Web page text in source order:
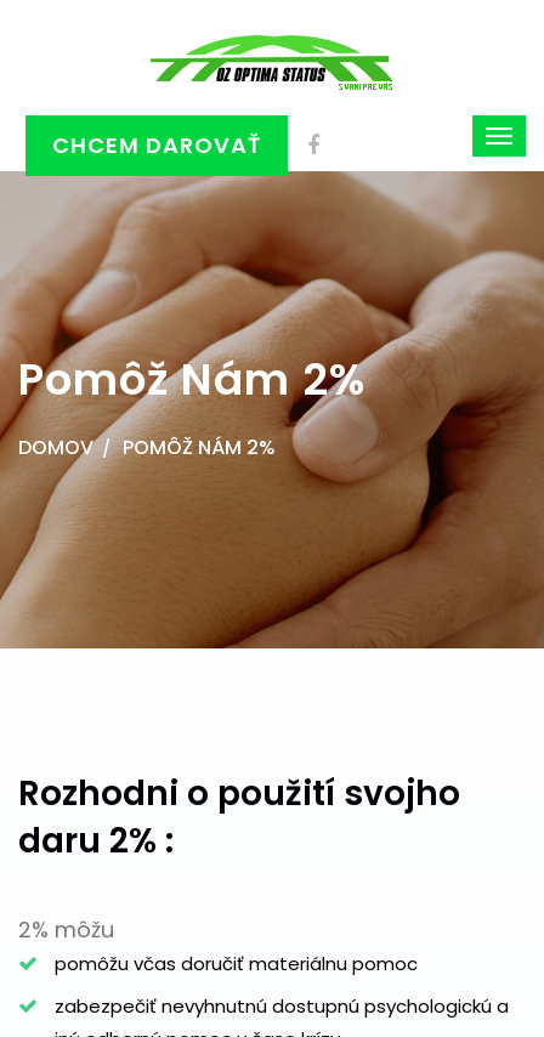
CHCEM DAROVAŤ
Pomôž Nám 2%
DOMOV POMÔŽ NÁM 2%
Rozhodni o použití svojho
daru 2% :
2% môžu
pomôžu včas doručiť materiálnu pomoc
zabezpečiť nevyhnutnú dostupnú psychologickú a